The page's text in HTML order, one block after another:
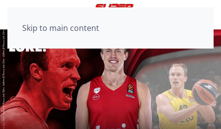
Skip to main content